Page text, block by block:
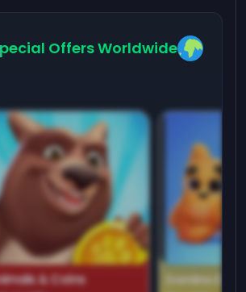
Offers Worldwide
& Coins Domino